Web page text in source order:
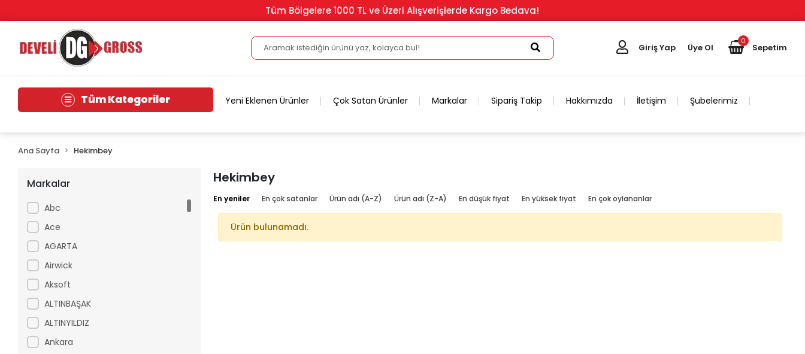
Tüm Bölgelere 1000 TL ve Üzeri Alışverişlerde Kargo Bedava!
Giriş Yap Üye Ol
0
Sepetim
Tüm Kategoriler Yeni Eklenen Ürünler Çok Satan Ürünler Markalar Sipariş Takip Hakkımızda İletişim Şubelerimiz
Ana Sayfa Hekimbey
Markalar
Abc
Ace
AGARTA
Airwick
Aksoft
ALTINBAŞAK
ALTINYILDIZ
Ankara
Hekimbey
En yeniler En çok satanlar Ürün adı (A-Z) Ürün adı (Z-A) En düşük fiyat En yüksek fiyat En çok oylananlar
Ürün bulunamadı.